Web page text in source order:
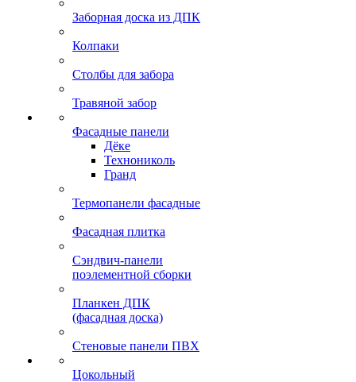
Заборная доска из ДПК
Колпаки
Столбы для забора
Травяной забор
Фасадные панели
Дёке
Технониколь
Гранд
Термопанели фасадные
Фасадная плитка
Сэндвич-панели
поэлементной сборки
Планкен ДПК
(фасадная доска)
Стеновые панели ПВХ
Цокольный